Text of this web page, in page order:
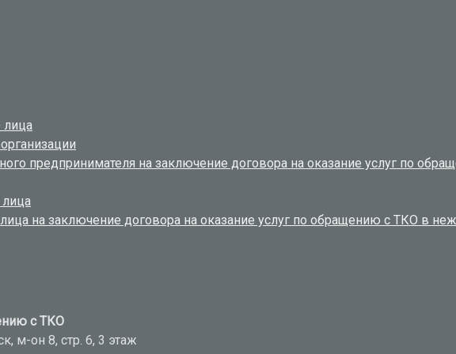
лица
предпринимателя на заключение договора на оказание услуг по
лица
на заключение договора на оказание услуг по обращению с ТКО в
с ТКО
м-он 8, стр. 6, 3 этаж